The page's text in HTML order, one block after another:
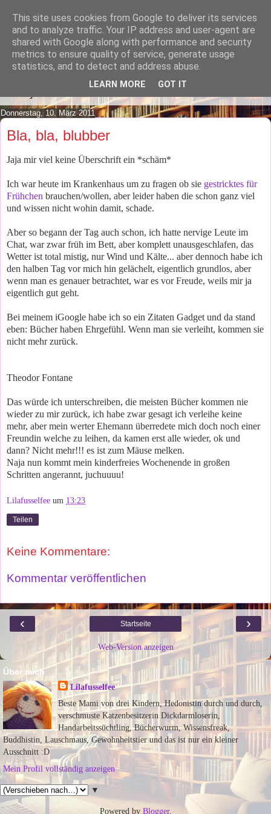
Lilafusselfee lädt Dich in ihr
Wohnzimmer ein.
Mach es Dir doch gemütlich und lies ein wenig über meine
Donnerstag, 10. März 2011
Bla, bla, blubber
Jaja mir viel keine Überschrift ein *schäm*
Ich war heute im Krankenhaus um zu fragen ob sie gestricktes für
Frühchen brauchen/wollen, aber leider haben die schon ganz viel
und wissen nicht wohin damit, schade.
Aber so begann der Tag auch schon, ich hatte nervige Leute im
Chat, war zwar früh im Bett, aber komplett unausgeschlafen, das
Wetter ist total mistig, nur Wind und Kälte... aber dennoch habe ich
den halben Tag vor mich hin gelächelt, eigentlich grundlos, aber
wenn man es genauer betrachtet, war es vor Freude, weils mir ja
eigentlich gut geht.
Bei meinem iGoogle habe ich so ein Zitaten Gadget und da stand
eben: Bücher haben Ehrgefühl. Wenn man sie verleiht, kommen sie
nicht mehr zurück.
Theodor Fontane
Das würde ich unterschreiben, die meisten Bücher kommen nie
wieder zu mir zurück, ich habe zwar gesagt ich verleihe keine
mehr, aber mein werter Ehemann überredete mich doch noch einer
Freundin welche zu leihen, da kamen erst alle wieder, ok und
dann? Nicht mehr!!! es ist zum Mäuse melken.
Naja nun kommt mein kinderfreies Wochenende in großen
Schritten angerannt, juchuuuu!
Lilafusselfee um 13:23
Teilen
Keine Kommentare:
Kommentar veröffentlichen
‹ ›
Startseite
Web-Version anzeigen
Über mich
Lilafusselfee
Beste Mami von drei Kindern, Hedonistin durch und durch,
verschmuste Katzenbesitzerin Dickdarmloserin,
Handarbeitssüchtling, Bücherwurm, Wissensfreak,
Buddhistin, Lauschmaus, Gewohnheitstier und das ist nur ein kleiner
Ausschnitt :D
Mein Profil vollständig anzeigen
▼
Powered by Blogger.
This site uses cookies from Google to deliver its services
and to analyze traffic. Your IP address and user-agent are
shared with Google along with performance and security
metrics to ensure quality of service, generate usage
statistics, and to detect and address abuse.
LEARN MORE GOT IT